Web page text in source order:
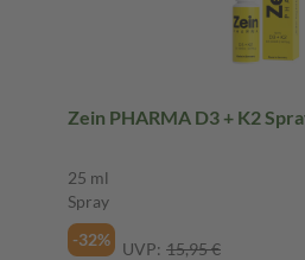
Zein PHARMA D3 + K2
25 ml
Spray
-32%
UVP: 15,95 €